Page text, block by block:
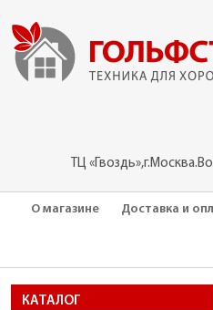
ТЦ
О магазине Доставка и
КАТАЛОГ